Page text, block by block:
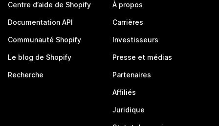
Centre d’aide de Shopify
Documentation API
Communauté Shopify
Le blog de Shopify
Recherche
À propos
Carrières
Investisseurs
Presse et médias
Partenaires
Affiliés
Juridique